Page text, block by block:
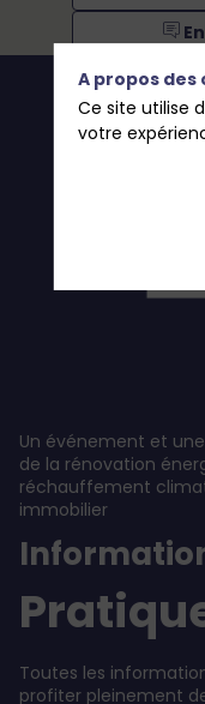
Un événement et
de la rénovation
réchauffement
immobilier
Toutes les
profiter pleinement
A propos des
Ce site utilise
votre